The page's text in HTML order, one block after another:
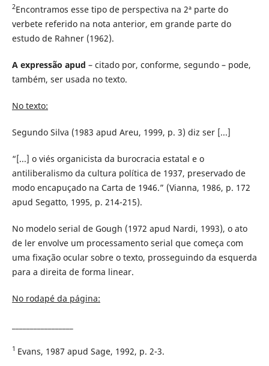
2Encontramos esse tipo de perspectiva na 2ª parte do
verbete referido na nota anterior, em grande parte do
estudo de Rahner (1962).
A expressão apud – citado por, conforme, segundo – pode,
também, ser usada no texto.
No texto:
Segundo Silva (1983 apud Areu, 1999, p. 3) diz ser [...]
“[...] o viés organicista da burocracia estatal e o
antiliberalismo da cultura política de 1937, preservado de
modo encapuçado na Carta de 1946.” (Vianna, 1986, p. 172
apud Segatto, 1995, p. 214-215).
No modelo serial de Gough (1972 apud Nardi, 1993), o ato
de ler envolve um processamento serial que começa com
uma fixação ocular sobre o texto, prosseguindo da esquerda
para a direita de forma linear.
No rodapé da página:
1 Evans, 1987 apud Sage, 1992, p. 2-3.